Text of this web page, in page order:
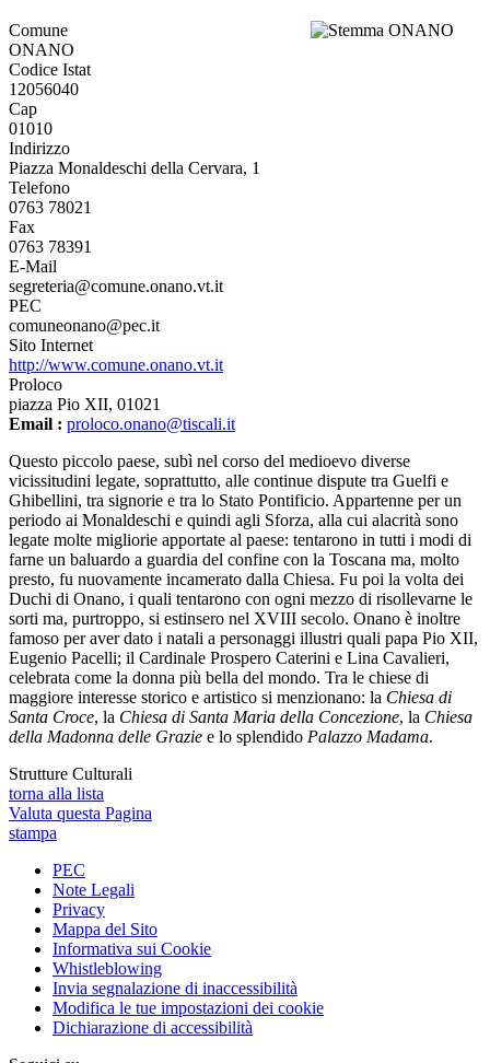
Comune
ONANO
Codice Istat
12056040
Cap
01010
Indirizzo
Piazza Monaldeschi della Cervara, 1
Telefono
0763 78021
Fax
0763 78391
E-Mail
segreteria@comune.onano.vt.it
PEC
comuneonano@pec.it
Sito Internet
http://www.comune.onano.vt.it
Proloco
piazza Pio XII, 01021
Email : proloco.onano@tiscali.it
Questo piccolo paese, subì nel corso del medioevo diverse
vicissitudini legate, soprattutto, alle continue dispute tra Guelfi e
Ghibellini, tra signorie e tra lo Stato Pontificio. Appartenne per un
periodo ai Monaldeschi e quindi agli Sforza, alla cui alacrità sono
legate molte migliorie apportate al paese: tentarono in tutti i modi di
farne un baluardo a guardia del confine con la Toscana ma, molto
presto, fu nuovamente incamerato dalla Chiesa. Fu poi la volta dei
Duchi di Onano, i quali tentarono con ogni mezzo di risollevarne le
sorti ma, purtroppo, si estinsero nel XVIII secolo. Onano è inoltre
famoso per aver dato i natali a personaggi illustri quali papa Pio XII,
Eugenio Pacelli; il Cardinale Prospero Caterini e Lina Cavalieri,
celebrata come la donna più bella del mondo. Tra le chiese di
maggiore interesse storico e artistico si menzionano: la Chiesa di
Santa Croce, la Chiesa di Santa Maria della Concezione, la Chiesa
della Madonna delle Grazie e lo splendido Palazzo Madama.
Strutture Culturali
torna alla lista
Valuta questa Pagina
stampa
PEC
Note Legali
Privacy
Mappa del Sito
Informativa sui Cookie
Whistleblowing
Invia segnalazione di inaccessibilità
Modifica le tue impostazioni dei cookie
Dichiarazione di accessibilità